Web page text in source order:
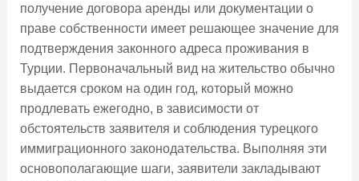
получение договора аренды или документации о
праве собственности имеет решающее значение для
подтверждения законного адреса проживания в
Турции. Первоначальный вид на жительство обычно
выдается сроком на один год, который можно
продлевать ежегодно, в зависимости от
обстоятельств заявителя и соблюдения турецкого
иммиграционного законодательства. Выполняя эти
основополагающие шаги, заявители закладывают